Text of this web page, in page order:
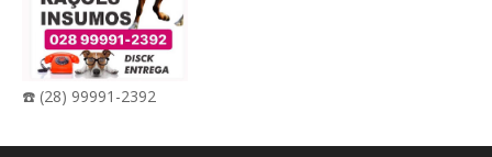
☎️ (28) 99991-2392